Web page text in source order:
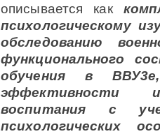
описывается как
психологическому
обследованию
функционального
обучения в
эффективности
воспитания с
психологических